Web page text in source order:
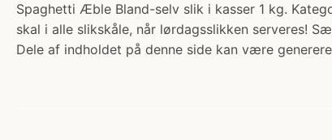
Spaghetti Æble Bland-selv slik i kasser 1 kg.
skal i alle slikskåle, når lørdagsslikken serveres!
Dele af indholdet på denne side kan være